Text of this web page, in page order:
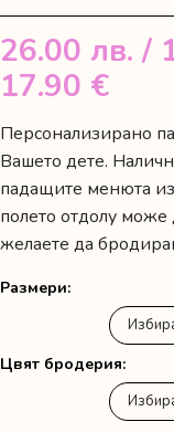
26.00 лв. /
17.90 €
/
/
Персонализирано
Вашето дете.
падащите менюта
полето отдолу може
желаете да
Размери
Цвят бродерия